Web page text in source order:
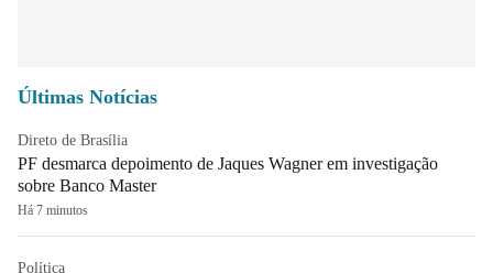
Últimas Notícias
Direto de Brasília
PF desmarca depoimento de Jaques Wagner em investigação
sobre Banco Master
Há 7 minutos
Política